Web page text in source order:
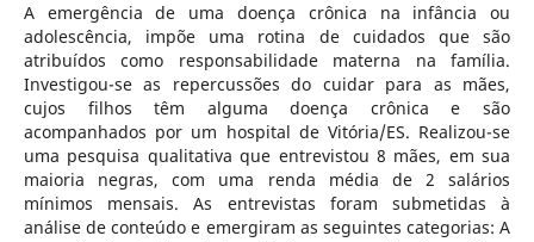
A emergência de uma doença crônica na infância ou
adolescência, impõe uma rotina de cuidados que são
atribuídos como responsabilidade materna na família.
Investigou-se as repercussões do cuidar para as mães,
cujos filhos têm alguma doença crônica e são
acompanhados por um hospital de Vitória/ES. Realizou-se
uma pesquisa qualitativa que entrevistou 8 mães, em sua
maioria negras, com uma renda média de 2 salários
mínimos mensais. As entrevistas foram submetidas à
análise de conteúdo e emergiram as seguintes categorias: A